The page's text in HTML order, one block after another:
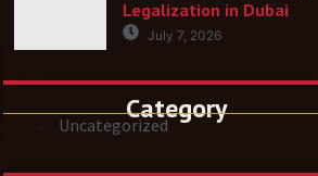
Legalization in Dubai
July 7, 2026
Category
Uncategorized